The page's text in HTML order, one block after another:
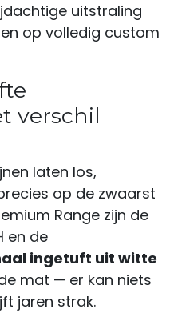
uitstraling
op volledig custom
verschil
laten los,
op de zwaarst
Range zijn de
en de
ingetuft uit witte
mat — er kan niets
jaren strak.